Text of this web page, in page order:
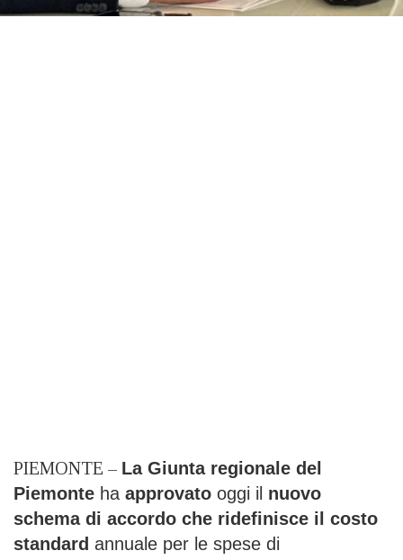
PIEMONTE – La Giunta regionale del
Piemonte ha approvato oggi il nuovo
schema di accordo che ridefinisce il costo
standard annuale per le spese di